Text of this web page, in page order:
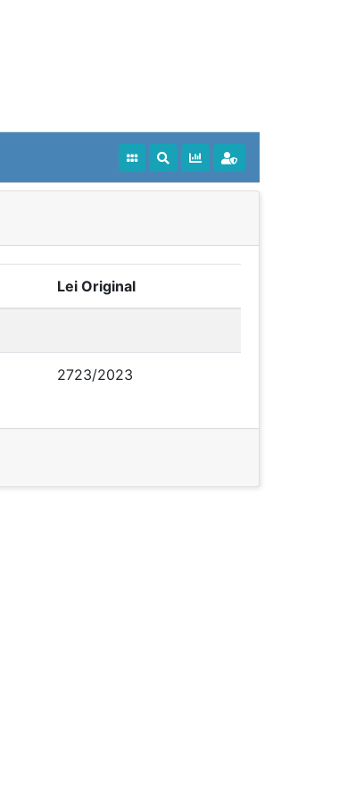
Lei Original
2723/2023